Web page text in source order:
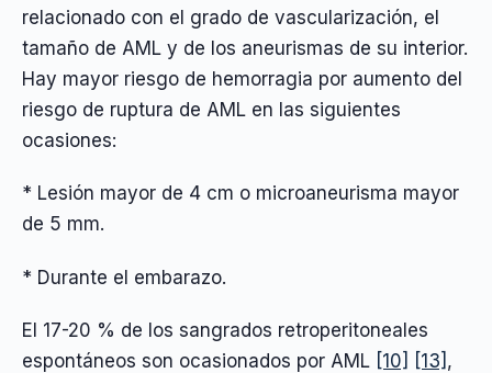
relacionado con el grado de vascularización, el
tamaño de AML y de los aneurismas de su interior.
Hay mayor riesgo de hemorragia por aumento del
riesgo de ruptura de AML en las siguientes
ocasiones:
* Lesión mayor de 4 cm o microaneurisma mayor
de 5 mm.
* Durante el embarazo.
El 17-20 % de los sangrados retroperitoneales
espontáneos son ocasionados por AML [10] [13] ,